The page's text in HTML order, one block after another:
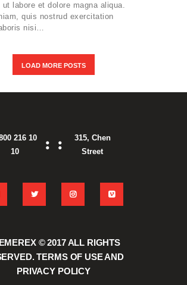
ut labore et dolore magna aliqua.
quis nostrud exercitation
nisi…
LOAD MORE POSTS
216 10
10
315, Chen
Street
© 2017ALL RIGHTS
TERMS OF USEAND
PRIVACY POLICY